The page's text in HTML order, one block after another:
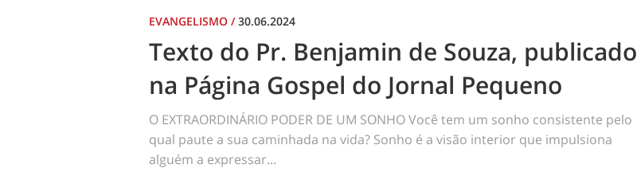
EVANGELISMO /30.06.2024
Texto do Pr. Benjamin de Souza, publicado
na Página Gospel do Jornal Pequeno
O EXTRAORDINÁRIO PODER DE UM SONHO Você tem um sonho consistente pelo
qual paute a sua caminhada na vida? Sonho é a visão interior que impulsiona
alguém a expressar...